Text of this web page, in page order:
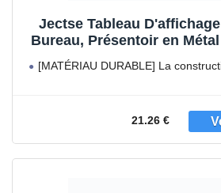
Jectse Tableau
Bureau, Présentoir en
Maison, L'école, la
[MATÉRIAU DURABLE] La
21.26 €